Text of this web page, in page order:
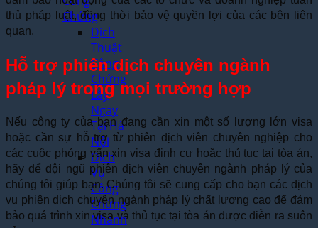
Chứng
Dịch
Thuật
Công
Chứng
Lấy
Ngay
Tại Hà
Nội
Dịch
Vụ
Công
Chứng
Nhanh
thủ pháp luật, đồng thời bảo vệ quyền lợi của các bên liên
quan.
Hỗ trợ phiên dịch chuyên ngành
pháp lý trong mọi trường hợp
Nếu công ty của bạn đang cần xin một số lượng lớn visa
hoặc cần sự hỗ trợ từ phiên dịch viên chuyên nghiệp cho
các cuộc phỏng vấn xin visa định cư hoặc thủ tục tại tòa án,
hãy để đội ngũ phiên dịch viên chuyên ngành pháp lý của
chúng tôi giúp bạn. Chúng tôi sẽ cung cấp cho bạn các dịch
vụ phiên dịch chuyên ngành pháp lý chất lượng cao để đảm
bảo quá trình xin visa và thủ tục tại tòa án được diễn ra suôn